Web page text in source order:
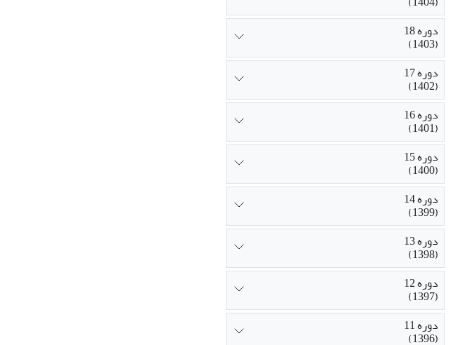
دوره 18
(1403)
دوره 17
(1402)
دوره 16
(1401)
دوره 15
(1400)
دوره 14
(1399)
دوره 13
(1398)
دوره 12
(1397)
دوره 11
(1396)